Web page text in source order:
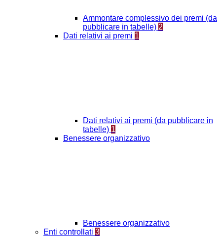
Ammontare complessivo dei premi (da
pubblicare in tabelle) 2
Dati relativi ai premi 1
Dati relativi ai premi (da pubblicare in
tabelle) 1
Benessere organizzativo
Benessere organizzativo
Enti controllati 3